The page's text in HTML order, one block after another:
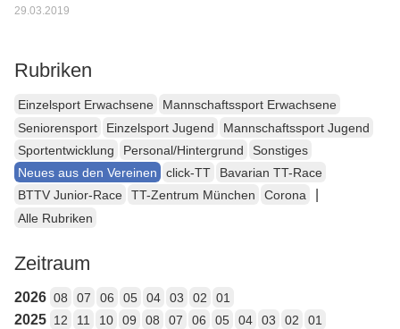
29.03.2019
Rubriken
Einzelsport Erwachsene
Mannschaftssport Erwachsene
Seniorensport
Einzelsport Jugend
Mannschaftssport Jugend
Sportentwicklung
Personal/Hintergrund
Sonstiges
Neues aus den Vereinen
click-TT
Bavarian TT-Race
BTTV Junior-Race
TT-Zentrum München Corona
Alle Rubriken
Zeitraum
2026 08 07 06 05 04 03 02 01
2025 12 11 10 09 08 07 06 05 04 03 02 01